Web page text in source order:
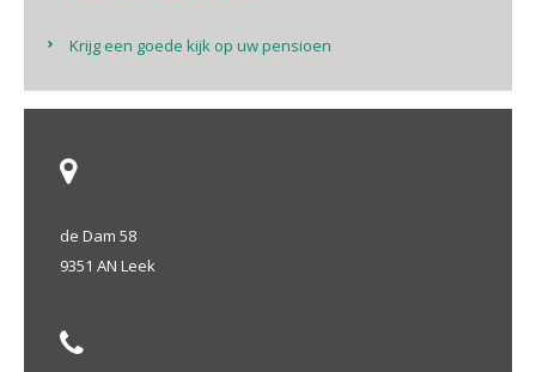
Krijg een goede kijk op uw pensioen
de Dam 58
9351 AN Leek